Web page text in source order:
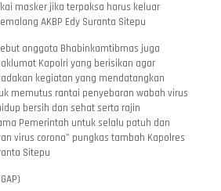
masker jika terpaksa harus keluar
AKBP Edy Suranta Sitepu
anggota Bhabinkamtibmas juga
Kapolri yang berisikan agar
kegiatan yang mendatangkan
memutus rantai penyebaran wabah virus
bersih dan sehat serta rajin
Pemerintah untuk selalu patuh dan
virus corona” pungkas tambah Kapolres
Sitepu